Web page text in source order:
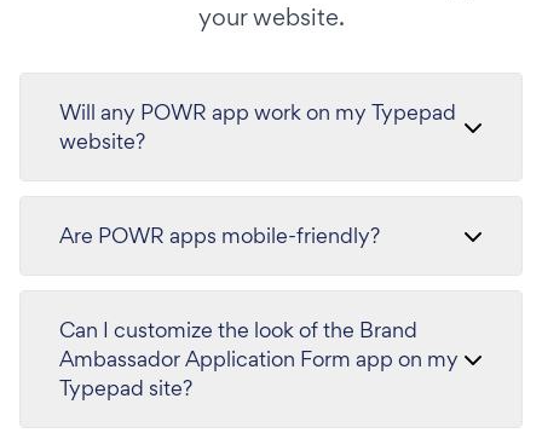
your website.
Will any POWR app work on my Typepad
website?
Are POWR apps mobile-friendly?
Can I customize the look of the Brand
Ambassador Application Form app on my
Typepad site?